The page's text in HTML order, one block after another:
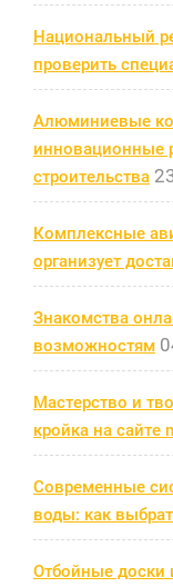
Национальный
проверить
Алюминиевые
инновационные
строительства
Комплексные
организует
Знакомства
возможностям
Мастерство и
кройка на сайте
Современные
воды: как
Отбойные